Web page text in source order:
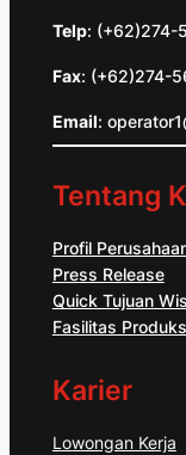
Telp: (+62)274-
Fax: (+62)274-
Email:
Tentang
Profil
Press Release
Quick Tujuan
Fasilitas
Karier
Lowongan Kerja